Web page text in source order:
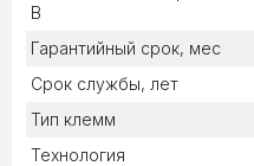
В
Гарантийный срок, мес
Срок службы, лет
Тип клемм
Технология